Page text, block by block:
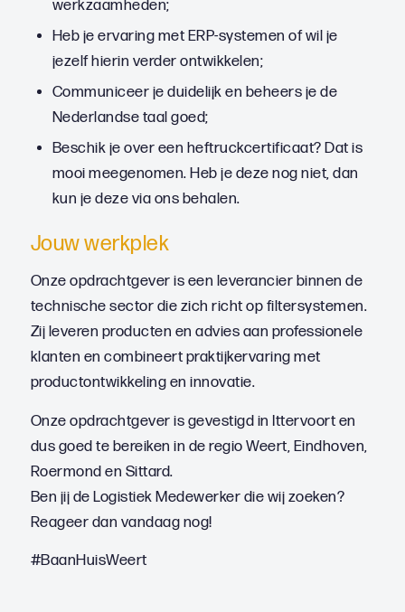
werkzaamheden;
Heb je ervaring met ERP-systemen of wil je
jezelf hierin verder ontwikkelen;
Communiceer je duidelijk en beheers je de
Nederlandse taal goed;
Beschik je over een heftruckcertificaat? Dat is
mooi meegenomen. Heb je deze nog niet, dan
kun je deze via ons behalen.
Jouw werkplek
Onze opdrachtgever is een leverancier binnen de
technische sector die zich richt op filtersystemen.
Zij leveren producten en advies aan professionele
klanten en combineert praktijkervaring met
productontwikkeling en innovatie.
Onze opdrachtgever is gevestigd in Ittervoort en
dus goed te bereiken in de regio Weert, Eindhoven,
Roermond en Sittard.
Ben jij de Logistiek Medewerker die wij zoeken?
Reageer dan vandaag nog!
#BaanHuisWeert